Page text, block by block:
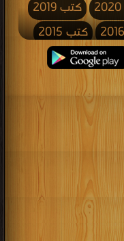
كتب 2019
كتب 2015
كتب 2011
كتب 2003
كتب 1991
كتب 1987
كتب 1983